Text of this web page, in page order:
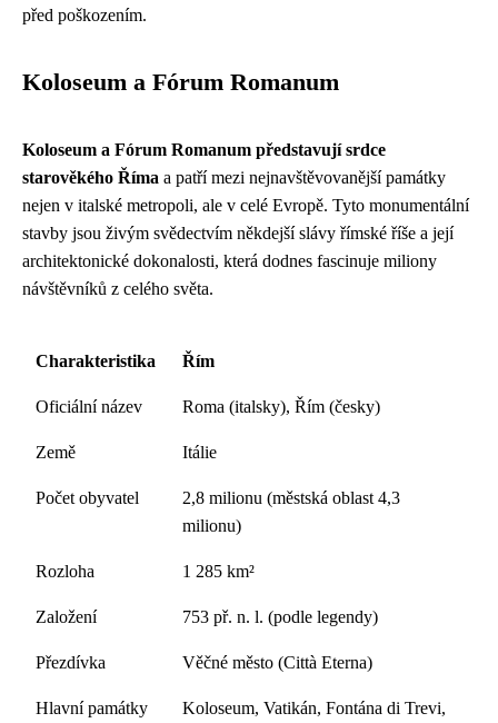
před poškozením.
Koloseum a Fórum Romanum
Koloseum a Fórum Romanum představují srdce
starověkého Říma a patří mezi nejnavštěvovanější památky
nejen v italské metropoli, ale v celé Evropě. Tyto monumentální
stavby jsou živým svědectvím někdejší slávy římské říše a její
architektonické dokonalosti, která dodnes fascinuje miliony
návštěvníků z celého světa.
Charakteristika Řím
Oficiální název Roma (italsky), Řím (česky)
Země Itálie
Počet obyvatel
2,8 milionu (městská oblast 4,3
milionu)
Rozloha 1 285 km²
Založení 753 př. n. l. (podle legendy)
Přezdívka Věčné město (Città Eterna)
Hlavní památky
Koloseum, Vatikán, Fontána di Trevi,